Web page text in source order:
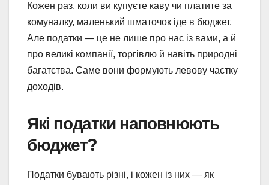
Кожен раз, коли ви купуєте каву чи платите за
комуналку, маленький шматочок іде в бюджет.
Але податки — це не лише про нас із вами, а й
про великі компанії, торгівлю й навіть природні
багатства. Саме вони формують левову частку
доходів.
Які податки наповнюють
бюджет?
Податки бувають різні, і кожен із них — як